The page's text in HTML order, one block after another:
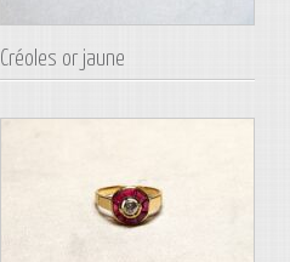
Créoles or jaune